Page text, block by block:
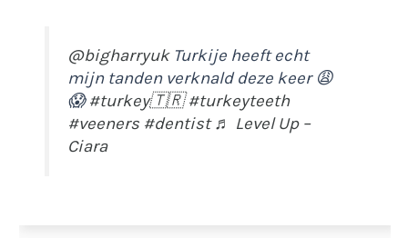
@bigharryukTurkije heeft echt
mijn tanden verknald deze keer 😩
😱#turkey🇹🇷 #turkeyteeth
#veeners #dentist ♬ Level Up –
Ciara